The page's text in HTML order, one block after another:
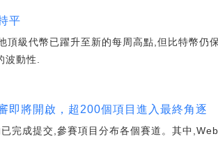
平
級代幣已躍升至新的每周高點,但比特幣仍
動性.
即將開啟，超200個項目進入最終角逐
完成提交,參賽項目分布各個賽道。其中